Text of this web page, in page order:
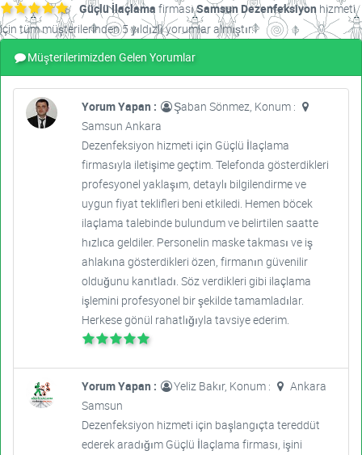
Güçlü İlaçlama firmasıSamsun Dezenfeksiyon hizmeti
için tüm müşterilerinden 5 yıldızlı yorumlar almıştır.
Müşterilerimizden Gelen Yorumlar
Yorum Yapan :
Şaban Sönmez, Konum :
Samsun Ankara
Dezenfeksiyon hizmeti için Güçlü İlaçlama
firmasıyla iletişime geçtim. Telefonda gösterdikleri
profesyonel yaklaşım, detaylı bilgilendirme ve
uygun fiyat teklifleri beni etkiledi. Hemen böcek
ilaçlama talebinde bulundum ve belirtilen saatte
hızlıca geldiler. Personelin maske takması ve iş
ahlakına gösterdikleri özen, firmanın güvenilir
olduğunu kanıtladı. Söz verdikleri gibi ilaçlama
işlemini profesyonel bir şekilde tamamladılar.
Herkese gönül rahatlığıyla tavsiye ederim.
Yorum Yapan : Yeliz Bakır, Konum :
Ankara
Samsun
Dezenfeksiyon hizmeti için başlangıçta tereddüt
ederek aradığım Güçlü İlaçlama firması, işini